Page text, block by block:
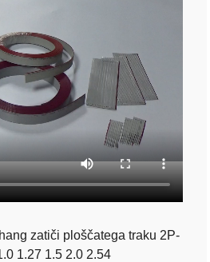
zatiči ploščatega traku 2P-
1.27 1.5 2.0 2.54